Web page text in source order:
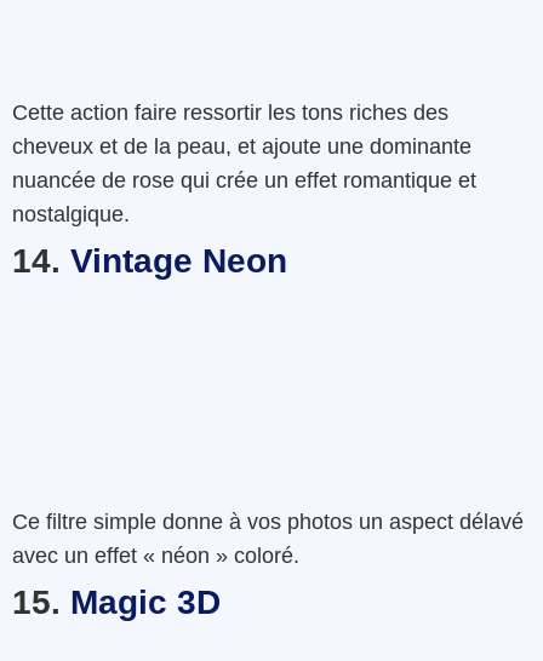
Cette action faire ressortir les tons riches des
cheveux et de la peau, et ajoute une dominante
nuancée de rose qui crée un effet romantique et
nostalgique.
14. Vintage Neon
Ce filtre simple donne à vos photos un aspect délavé
avec un effet « néon » coloré.
15. Magic 3D